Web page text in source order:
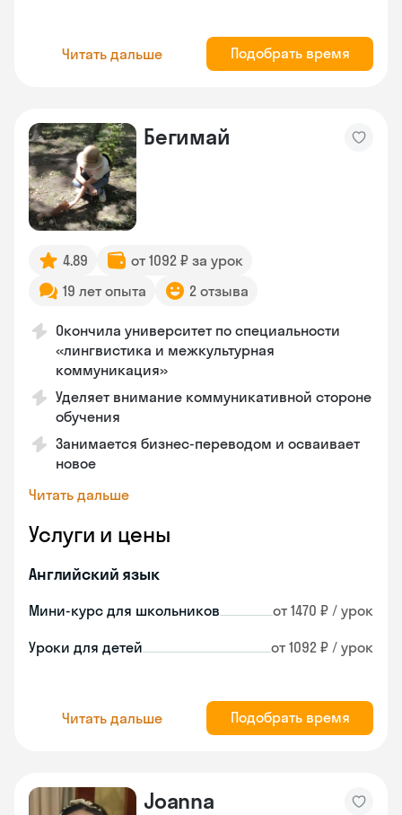
Читать дальше Подобрать время
Бегимай
4.89
от 1092 ₽ за урок
19 лет опыта
2 отзыва
Окончила университет по специальности
«лингвистика и межкультурная
коммуникация»
Уделяет внимание коммуникативной стороне
обучения
Занимается бизнес-переводом и осваивает
новое
Читать дальше
Услуги и цены
Английский язык
Мини-курс для школьников от 1470 ₽ / урок
Уроки для детей от 1092 ₽ / урок
Читать дальше Подобрать время
Joanna